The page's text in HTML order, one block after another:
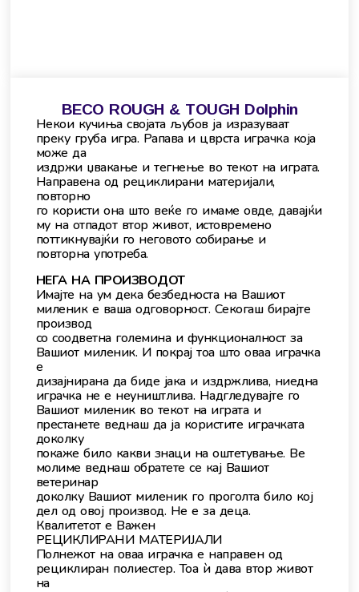
BECO ROUGH & TOUGH Dolphin
Некои кучиња својата љубов ја изразуваат
преку груба игра. Рапава и цврста играчка која
може да
издржи џвакање и тегнење во текот на играта.
Направена од рециклирани материјали,
повторно
го користи она што веќе го имаме овде, давајќи
му на отпадот втор живот, истовремено
поттикнувајќи го неговото собирање и
повторна употреба.
НЕГА НА ПРОИЗВОДОТ
Имајте на ум дека безбедноста на Вашиот
миленик е ваша одговорност. Секогаш бирајте
производ
со соодветна големина и функционалност за
Вашиот миленик. И покрај тоа што оваа играчка
е
дизајнирана да биде јака и издржлива, ниедна
играчка не е неуништлива. Надгледувајте го
Вашиот миленик во текот на играта и
престанете веднаш да ја користите играчката
доколку
покаже било какви знаци на оштетување. Ве
молиме веднаш обратете се кај Вашиот
ветеринар
доколку Вашиот миленик го проголта било кој
дел од овој производ. Не е за деца.
Квалитетот е Важен
РЕЦИКЛИРАНИ МАТЕРИЈАЛИ
Полнежот на оваа играчка е направен од
рециклиран полиестер. Тоа ѝ дава втор живот
на